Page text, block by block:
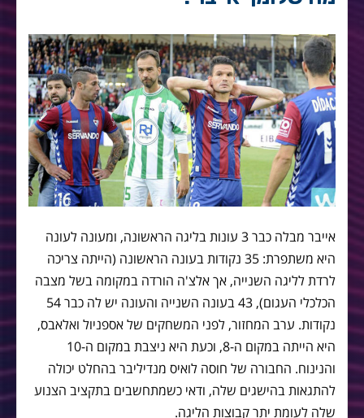
אייבר מבלה כבר 3 עונות בליגה הראשונה, ומעונה לעונה
היא משתפרת: 35 נקודות בעונה הראשונה (הייתה צריכה
לרדת לליגה השנייה, אך אלצ'ה הורדה במקומה בשל מצבה
הכלכלי העגום), 43 בעונה השנייה והעונה יש לה כבר 54
נקודות. ערב המחזור, לפני המשחקים של אספניול ואלאבס,
היא הייתה במקום ה-8, וכעת היא ניצבת במקום ה-10
והנינוח. החבורה של חוסה לואיס מנדיליבר בהחלט יכולה
להתגאות בהישגים שלה, ודאי כשמתחשבים בתקציב הצנוע
שלה לעומת יתר קבוצות הליגה.